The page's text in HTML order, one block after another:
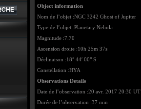
Object information
Nom de l’objet :NGC 3242 Ghost of Jupiter
Type de l’objet :Planetary Nebula
Magnitude :7.70
Ascension droite :10h 25m 37s
Déclinaison :18° 44′ 00" S
Constellation :HYA
Observations Details
Date de l’observation :20 avr. 2017 20:30 UT
Durée de l’observation :37 min